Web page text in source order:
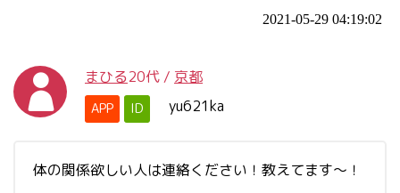
2021-05-29 04:19:02
まひる20代 / 京都
APP ID yu621ka
体の関係欲しい人は連絡ください！教えてます～！